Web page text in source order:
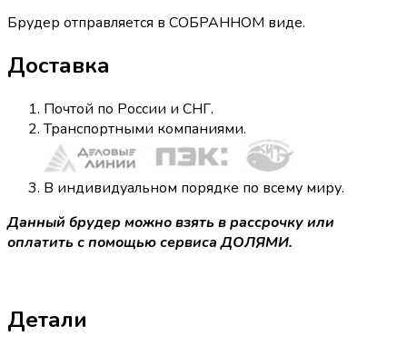
Брудер отправляется в СОБРАННОМ виде.
Доставка
Почтой по России и СНГ.
Транспортными компаниями.
В индивидуальном порядке по всему миру.
Данный брудер можно взять в рассрочку или
оплатить с помощью сервиса ДОЛЯМИ.
Детали